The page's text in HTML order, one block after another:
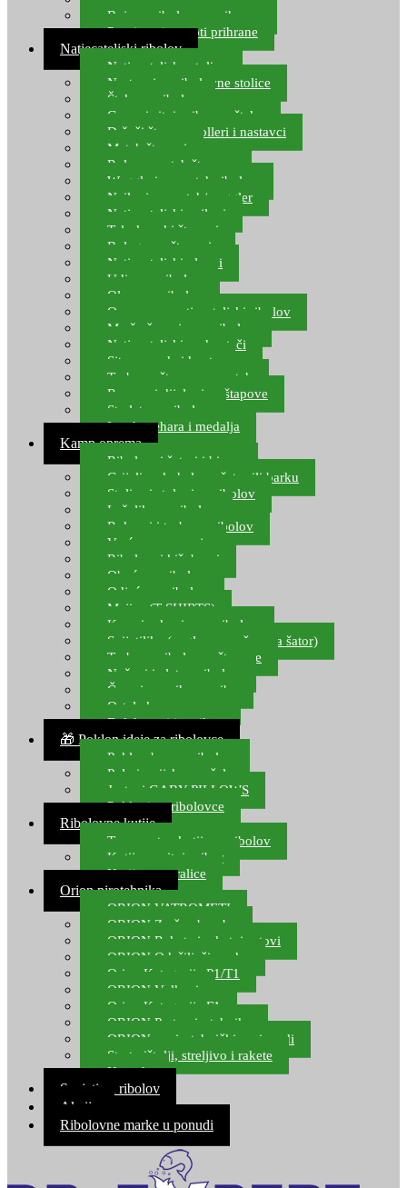
Boje za ribolovnu prihranu
Provjereni recepti prihrane
Natjecateljski ribolov
Natjecateljske stolice
Nastavci za ribolovne stolice
Šteke za ribolov
Gume i sitni pribor za šteku
Držači štapova rolleri i nastavci
Match štapovi
Role za match štapove
Waggleri za match ribolov
Najloni za match/waggler
Natjecateljski najloni
Teleskopski štapovi
Bolognese štapovi
Natjecateljski plovci
Udice za ribolov
Olovo za ribolov
Oprema za natjecateljski ribolov
Mreže čuvarice za ribolov
Natjecateljski podmetači
Sito, posude i kante
Torbe za štapove – match
Rezervni dijelovi za štapove
Starlete za ribolov
Izrada pehara i medalja
Kamp oprema
Ribolovni šatori i bivvy
Grijalice, kuhala za šator ili barku
Stolice i stolovi za ribolov
Ležaljke za ribolov
Ruksaci i torbe za ribolov
Vreće za spavanje
Ribolovni kišobrani
Obuća za ribolov
Odjeća za ribolov
Majice (T-SHIRTS)
Kape i rukavice za ribolov
Svijetiljke (naglavne, ručne, za šator)
Torbe za ribolovne štapove
Noževi i alat za ribolov
Čamci za prihranu ribe
Ostala kamp oprema
Dalekozori i optika
🎁 Poklon ideje za ribolovce
Poklon bon za ribolov
Polarizacijske naočale
Jastuci GABY PILLOWS
Pokloni za ribolovce
Ribolovne kutije
Transportne kutije za ribolov
Kutije za sitni pribor
Kutije za varalice
Orion pirotehnika
ORION VATROMETI
ORION Zračne bombe
ORION Rakete i raketni setovi
ORION Odašiljači zvuka
Orion Kategorija P1/T1
ORION Vulkani
Orion Kategorija F1
ORION Party pirotehnika
ORION nepirotehnički proizvodi
Start pištolji, streljivo i rakete
Kontakt
Savjeti za ribolov
Akcija
Ribolovne marke u ponudi